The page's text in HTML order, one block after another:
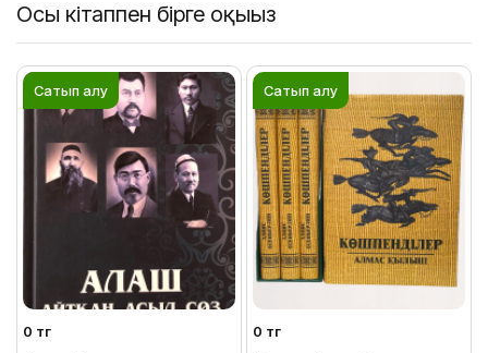
Осы кітаппен бірге оқыңыз
Сатып алу
0 тг
Сатып алу
0 тг